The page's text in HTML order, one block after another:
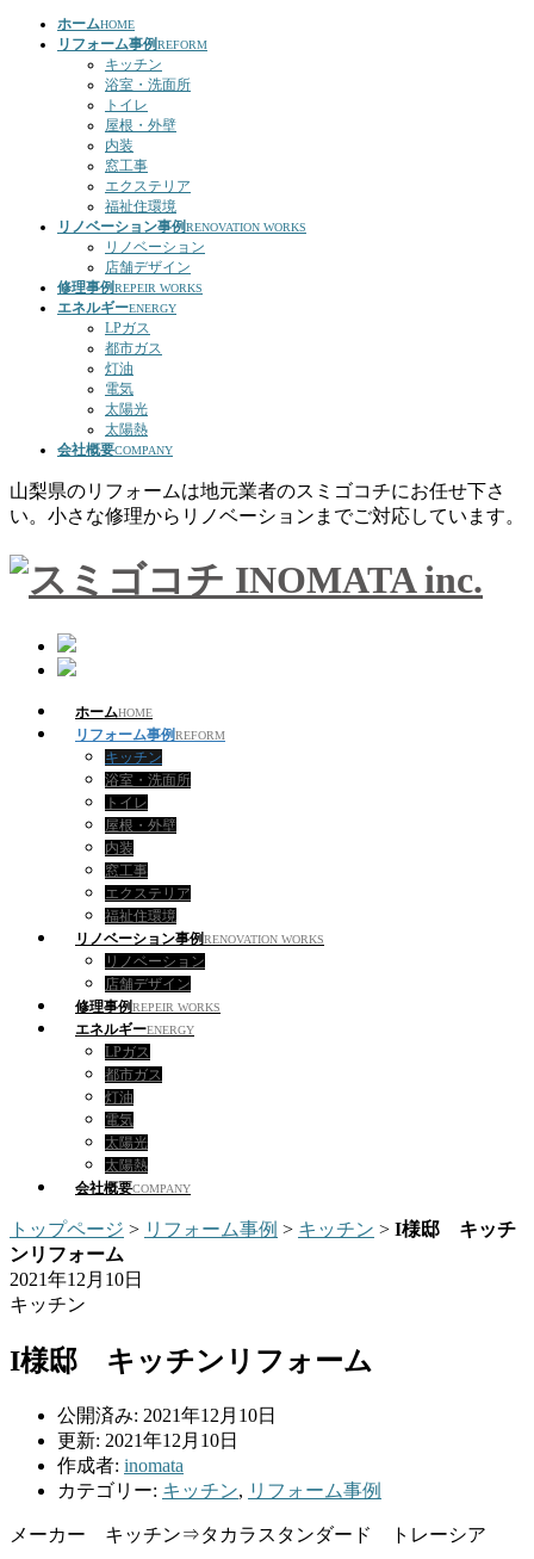
ホームHOME
リフォーム事例REFORM
キッチン
浴室・洗面所
トイレ
屋根・外壁
内装
窓工事
エクステリア
福祉住環境
リノベーション事例RENOVATION WORKS
リノベーション
店舗デザイン
修理事例REPEIR WORKS
エネルギーENERGY
LPガス
都市ガス
灯油
電気
太陽光
太陽熱
会社概要COMPANY
山梨県のリフォームは地元業者のスミゴコチにお任せ下さ
い。小さな修理からリノベーションまでご対応しています。
ホームHOME
リフォーム事例REFORM
キッチン
浴室・洗面所
トイレ
屋根・外壁
内装
窓工事
エクステリア
福祉住環境
リノベーション事例RENOVATION WORKS
リノベーション
店舗デザイン
修理事例REPEIR WORKS
エネルギーENERGY
LPガス
都市ガス
灯油
電気
太陽光
太陽熱
会社概要COMPANY
トップページ > リフォーム事例 > キッチン > I様邸 キッチ
ンリフォーム
2021年12月10日
キッチン
I様邸 キッチンリフォーム
公開済み: 2021年12月10日
更新: 2021年12月10日
作成者: inomata
カテゴリー: キッチン, リフォーム事例
メーカー キッチン⇒タカラスタンダード トレーシア